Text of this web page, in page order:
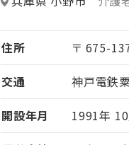
住所
〒 675-
交通
神戸電鉄
開設年月
1991年